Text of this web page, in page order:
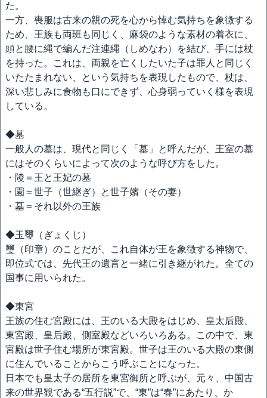
た。
一方、喪服は古来の親の死を心から悼む気持ちを象徴する
ため、王族も両班も同じく、麻袋のような素材の着衣に、
頭と腰に縄で編んだ注連縄（しめなわ）を結び、手には杖
を持った。これは、両親を亡くしたいた子は罪人と同じく
いたたまれない、という気持ちを表現したもので、杖は、
深い悲しみに食物も口にできず、心身弱っていく様を表現
している。
◆墓
一般人の墓は、現代と同じく「墓」と呼んだが、王室の墓
にはそのくらいによって次のような呼び方をした。
・陵＝王と王妃の墓
・園＝世子（世継ぎ）と世子嬪（その妻）
・墓＝それ以外の王族
◆玉璽（ぎょくじ）
璽（印章）のことだが、これ自体が王を象徴する神物で、
即位式では、先代王の遺言と一緒に引き継がれた。全ての
国事に用いられた。
◆東宮
王族の住む宮殿には、王のいる大殿をはじめ、皇太后殿、
東宮殿、皇后殿、側室殿などいろいろある。この中で、東
宮殿は世子住む場所が東宮殿。世子は王のいる大殿の東側
に住んでいることからこう呼ぶことになった。
日本でも皇太子の居所を東宮御所と呼ぶが、元々、中国古
来の世界観である“五行説”で、“東”は“春”にあたり、か